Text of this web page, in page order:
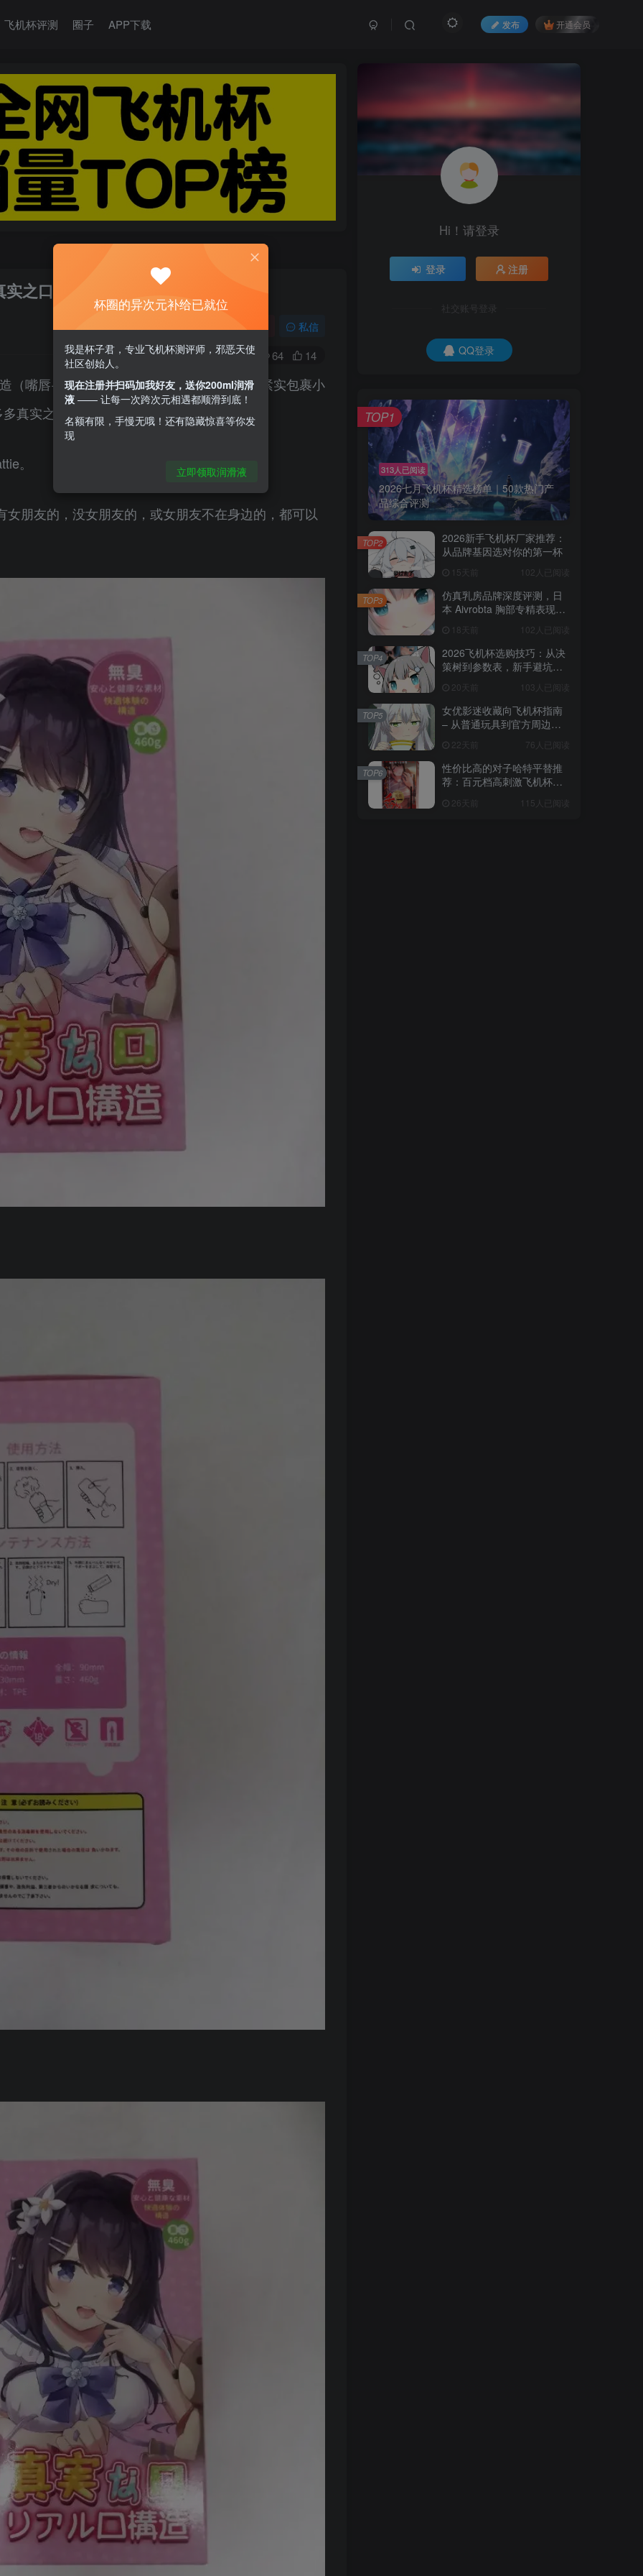
飞机杯评测 圈子 APP下载 发布 开通会员
之口飞机杯倒模测评
私信
0 64 14
（嘴唇+牙齿+舌头），通道里面错综复杂，紧实包裹小
真实之口教你体会新世界。
。
朋友的，没女朋友的，或女朋友不在身边的，都可以
Hi！请登录
登录 注册
社交账号登录
QQ登录
313人已阅读
2026七月飞机杯精选榜单｜50款热门产
品综合评测
TOP1
2026新手飞机杯厂家推荐：
从品牌基因选对你的第一杯
15天前 102人已阅读
TOP2
仿真乳房品牌深度评测，日
本 Aivrobta 胸部专精表现突
18天前 102人已阅读
TOP3
2026飞机杯选购技巧：从决
策树到参数表，新手避坑全
20天前 103人已阅读
TOP4
女优影迷收藏向飞机杯指南
– 从普通玩具到官方周边的
22天前 76人已阅读
TOP5
性价比高的对子哈特平替推
荐：百元档高刺激飞机杯选
26天前 115人已阅读
TOP6
杯圈的异次元补给已就位
我是杯子君，专业飞机杯测评师，邪恶天使
社区创始人。
现在注册并扫码加我好友，送你200ml润滑
液 —— 让每一次跨次元相遇都顺滑到底！
名额有限，手慢无哦！还有隐藏惊喜等你发
现
立即领取润滑液